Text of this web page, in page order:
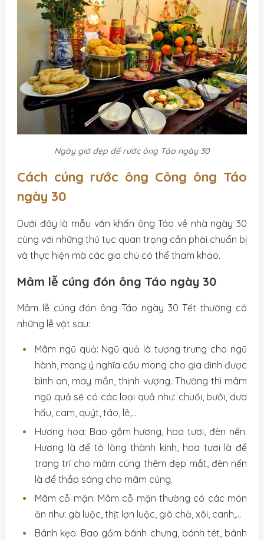
Ngày giờ đẹp để rước ông Táo ngày 30
Cách cúng rước ông Công ông Táo
ngày 30
Dưới đây là mẫu văn khấn ông Táo về nhà ngày 30
cùng với những thủ tục quan trọng cần phải chuẩn bị
và thực hiện mà các gia chủ có thể tham khảo.
Mâm lễ cúng đón ông Táo ngày 30
Mâm lễ cúng đón ông Táo ngày 30 Tết thường có
những lễ vật sau:
Mâm ngũ quả: Ngũ quả là tượng trưng cho ngũ
hành, mang ý nghĩa cầu mong cho gia đình được
bình an, may mắn, thịnh vượng. Thường thì mâm
ngũ quả sẽ có các loại quả như: chuối, bưởi, dưa
hấu, cam, quýt, táo, lê,…
Hương hoa: Bao gồm hương, hoa tươi, đèn nến.
Hương là để tỏ lòng thành kính, hoa tươi là để
trang trí cho mâm cúng thêm đẹp mắt, đèn nến
là để thắp sáng cho mâm cúng.
Mâm cỗ mặn: Mâm cỗ mặn thường có các món
ăn như: gà luộc, thịt lợn luộc, giò chả, xôi, canh,…
Bánh kẹo: Bao gồm bánh chưng, bánh tét, bánh